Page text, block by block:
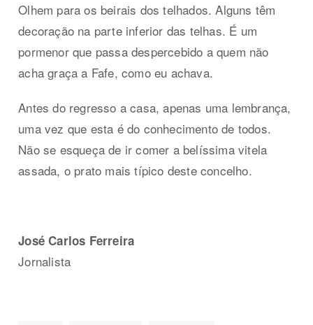
Olhem para os beirais dos telhados. Alguns têm
decoração na parte inferior das telhas. É um
pormenor que passa despercebido a quem não
acha graça a Fafe, como eu achava.
Antes do regresso a casa, apenas uma lembrança,
uma vez que esta é do conhecimento de todos.
Não se esqueça de ir comer a belíssima vitela
assada, o prato mais típico deste concelho.
José Carlos Ferreira
Jornalista